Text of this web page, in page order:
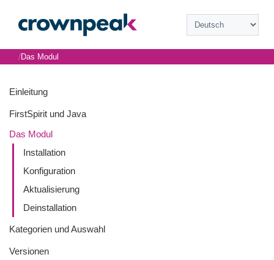
Einleitung
FirstSpirit und Java
Das Modul
Installation
Konfiguration
Aktualisierung
Deinstallation
Kategorien und Auswahl
Versionen
/Das Modul